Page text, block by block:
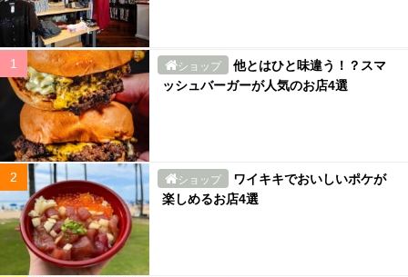
ショップ
他とはひと味違う！？スマ
ッシュバーガーが人気のお店4選
ショップ
ワイキキでおいしいポケが
楽しめるお店4選